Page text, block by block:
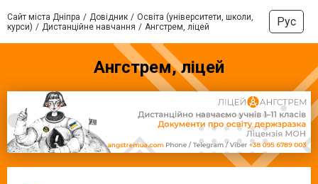
Сайт міста Дніпра Довідник
Освіта (університети, школи,
курси)
Дистанційне навчання Ангстрем, ліцей Рус
Ангстрем, ліцей